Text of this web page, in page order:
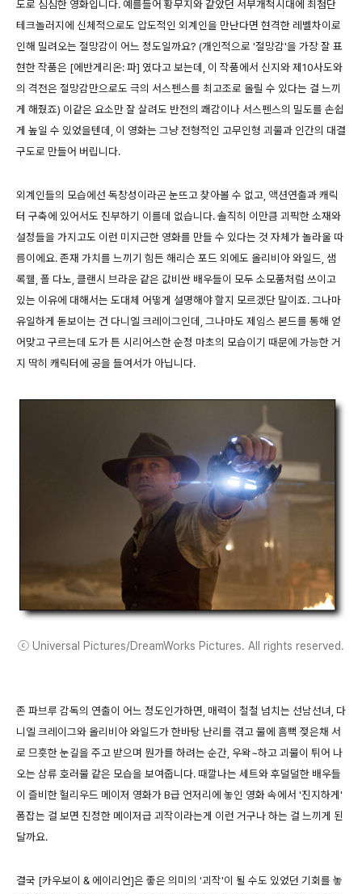
도로 심심한 영화입니다. 예를들어 황무지와 같았던 서부개척시대에 최첨단
테크놀러지에 신체적으로도 압도적인 외계인을 만난다면 현격한 레벨차이로
인해 밀려오는 절망감이 어느 정도일까요? (개인적으로 '절망감'을 가장 잘 표
현한 작품은 [에반게리온: 파] 였다고 보는데, 이 작품에서 신지와 제10사도와
의 격전은 절망감만으로도 극의 서스펜스를 최고조로 올릴 수 있다는 걸 느끼
게 해줬죠) 이같은 요소만 잘 살려도 반전의 쾌감이나 서스펜스의 밀도를 손쉽
게 높일 수 있었을텐데, 이 영화는 그냥 전형적인 고무인형 괴물과 인간의 대결
구도로 만들어 버립니다.
외계인들의 모습에선 독창성이라곤 눈뜨고 찾아볼 수 없고, 액션연출과 캐릭
터 구축에 있어서도 진부하기 이를데 없습니다. 솔직히 이만큼 괴팍한 소재와
설정들을 가지고도 이런 미지근한 영화를 만들 수 있다는 것 자체가 놀라울 따
름이에요. 존재 가치를 느끼기 힘든 해리슨 포드 외에도 올리비아 와일드, 샘
록웰, 폴 다노, 클랜시 브라운 같은 값비싼 배우들이 모두 소모품처럼 쓰이고
있는 이유에 대해서는 도대체 어떻게 설명해야 할지 모르겠단 말이죠. 그나마
유일하게 돋보이는 건 다니엘 크레이그인데, 그나마도 제임스 본드를 통해 얻
어맞고 구르는데 도가 튼 시리어스한 순정 마초의 모습이기 때문에 가능한 거
지 딱히 캐릭터에 공을 들여서가 아닙니다.
ⓒ Universal Pictures/DreamWorks Pictures. All rights reserved.
존 파브루 감독의 연출이 어느 정도인가하면, 매력이 철철 넘치는 선남선녀, 다
니엘 크레이그와 올리비아 와일드가 한바탕 난리를 겪고 물에 흠뻑 젖은채 서
로 므흣한 눈길을 주고 받으며 뭔가를 하려는 순간, 우왁~하고 괴물이 튀어 나
오는 삼류 호러물 같은 모습을 보여줍니다. 때깔나는 세트와 후덜덜한 배우들
이 즐비한 헐리우드 메이저 영화가 B급 언저리에 놓인 영화 속에서 '진지하게'
폼잡는 걸 보면 진정한 메이저급 괴작이라는게 이런 거구나 하는 걸 느끼게 된
달까요.
결국 [카우보이 & 에이리언]은 좋은 의미의 '괴작'이 될 수도 있었던 기회를 놓